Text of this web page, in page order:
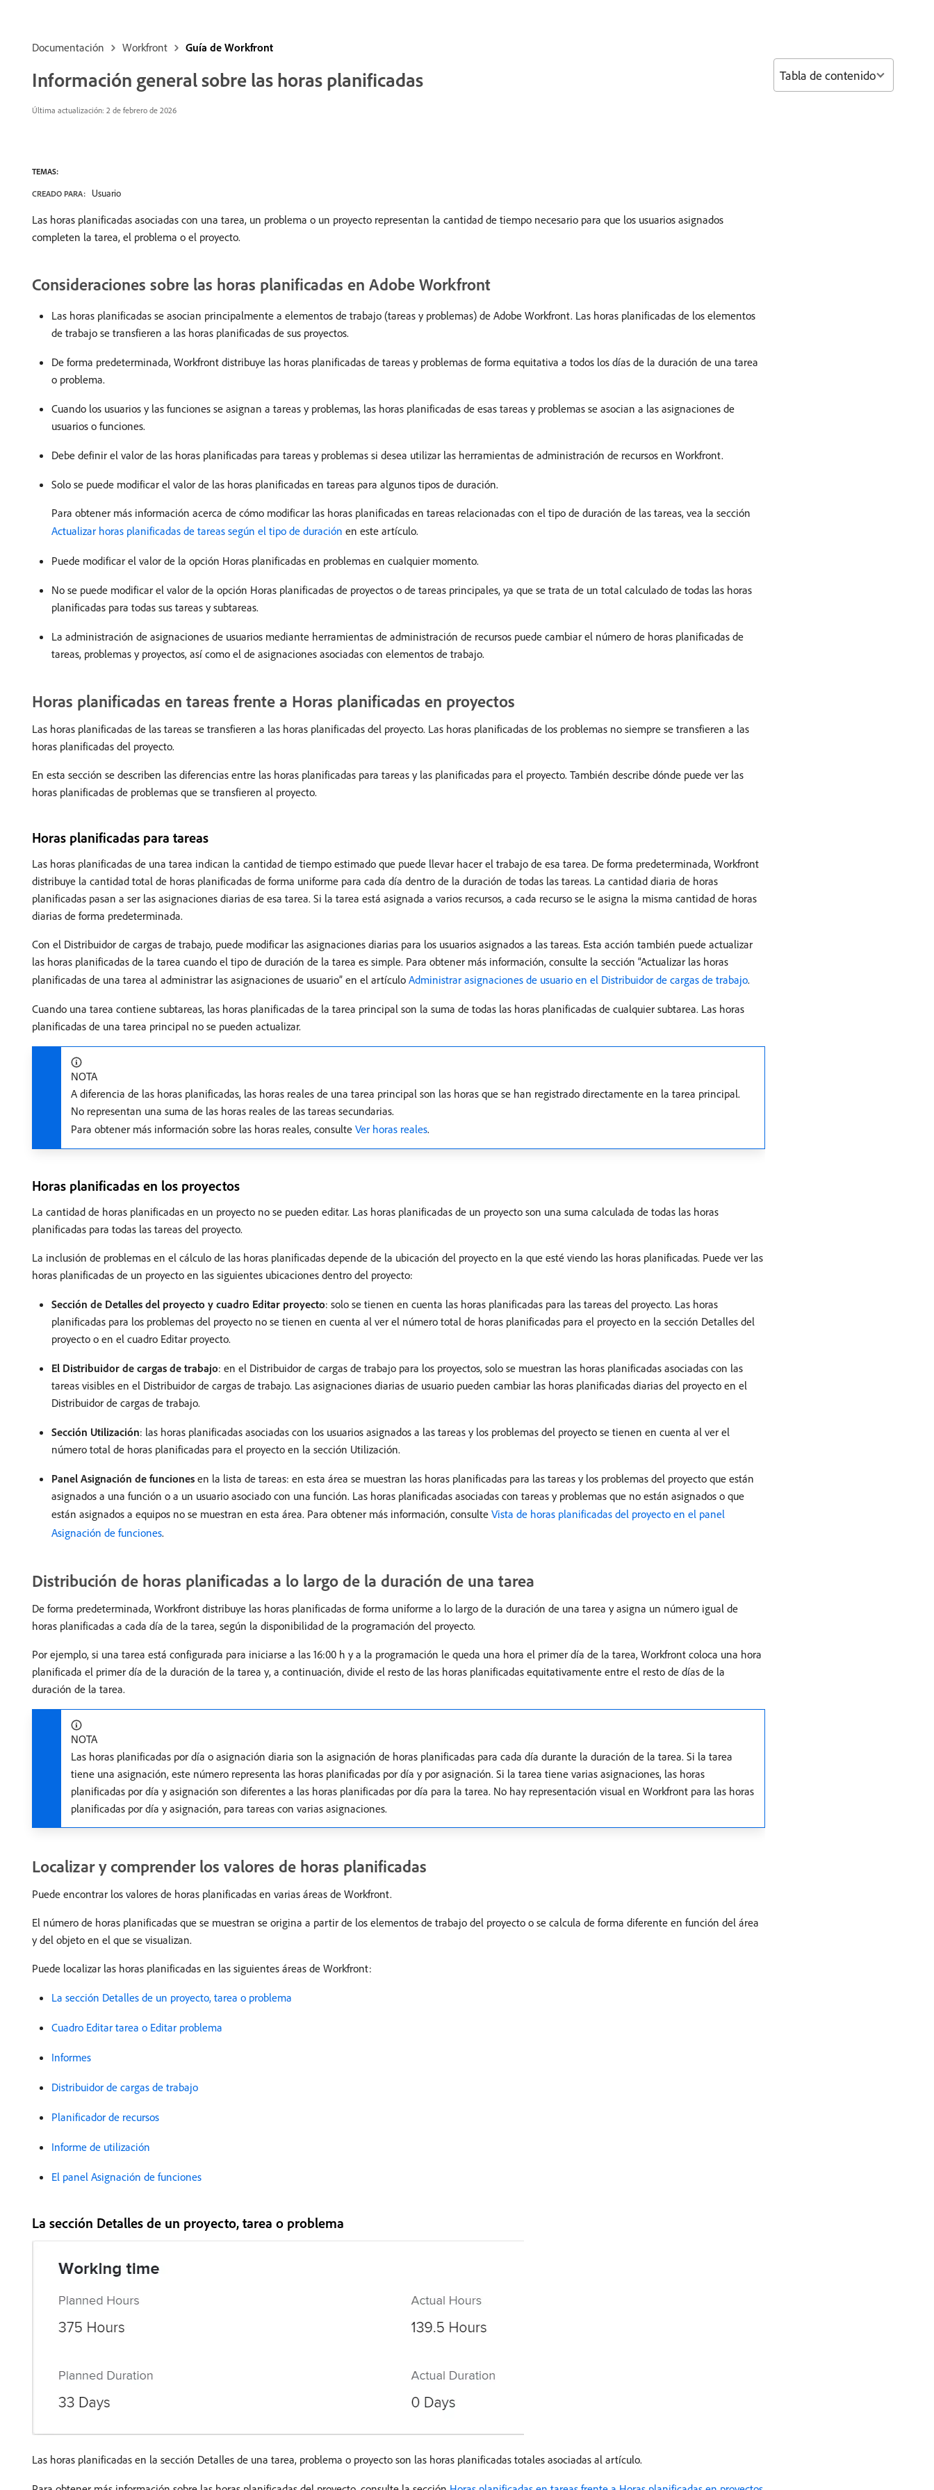
Documentación Workfront Guía de Workfront
Información general sobre las horas planificadas
Última actualización: 2 de febrero de 2026
TEMAS:
CREADO PARA: Usuario
Las horas planificadas asociadas con una tarea, un problema o un proyecto representan la cantidad de tiempo necesario para que los usuarios asignados
completen la tarea, el problema o el proyecto.
Consideraciones sobre las horas planificadas en Adobe Workfront
Las horas planificadas se asocian principalmente a elementos de trabajo (tareas y problemas) de Adobe Workfront. Las horas planificadas de los elementos
de trabajo se transfieren a las horas planificadas de sus proyectos.
De forma predeterminada, Workfront distribuye las horas planificadas de tareas y problemas de forma equitativa a todos los días de la duración de una tarea
o problema.
Cuando los usuarios y las funciones se asignan a tareas y problemas, las horas planificadas de esas tareas y problemas se asocian a las asignaciones de
usuarios o funciones.
Debe definir el valor de las horas planificadas para tareas y problemas si desea utilizar las herramientas de administración de recursos en Workfront.
Solo se puede modificar el valor de las horas planificadas en tareas para algunos tipos de duración.
Para obtener más información acerca de cómo modificar las horas planificadas en tareas relacionadas con el tipo de duración de las tareas, vea la sección
Actualizar horas planificadas de tareas según el tipo de duración en este artículo.
Puede modificar el valor de la opción Horas planificadas en problemas en cualquier momento.
No se puede modificar el valor de la opción Horas planificadas de proyectos o de tareas principales, ya que se trata de un total calculado de todas las horas
planificadas para todas sus tareas y subtareas.
La administración de asignaciones de usuarios mediante herramientas de administración de recursos puede cambiar el número de horas planificadas de
tareas, problemas y proyectos, así como el de asignaciones asociadas con elementos de trabajo.
Horas planificadas en tareas frente a Horas planificadas en proyectos
Las horas planificadas de las tareas se transfieren a las horas planificadas del proyecto. Las horas planificadas de los problemas no siempre se transfieren a las
horas planificadas del proyecto.
En esta sección se describen las diferencias entre las horas planificadas para tareas y las planificadas para el proyecto. También describe dónde puede ver las
horas planificadas de problemas que se transfieren al proyecto.
Horas planificadas para tareas
Las horas planificadas de una tarea indican la cantidad de tiempo estimado que puede llevar hacer el trabajo de esa tarea. De forma predeterminada, Workfront
distribuye la cantidad total de horas planificadas de forma uniforme para cada día dentro de la duración de todas las tareas. La cantidad diaria de horas
planificadas pasan a ser las asignaciones diarias de esa tarea. Si la tarea está asignada a varios recursos, a cada recurso se le asigna la misma cantidad de horas
diarias de forma predeterminada.
Con el Distribuidor de cargas de trabajo, puede modificar las asignaciones diarias para los usuarios asignados a las tareas. Esta acción también puede actualizar
las horas planificadas de la tarea cuando el tipo de duración de la tarea es simple. Para obtener más información, consulte la sección “Actualizar las horas
planificadas de una tarea al administrar las asignaciones de usuario” en el artículo Administrar asignaciones de usuario en el Distribuidor de cargas de trabajo.
Cuando una tarea contiene subtareas, las horas planificadas de la tarea principal son la suma de todas las horas planificadas de cualquier subtarea. Las horas
planificadas de una tarea principal no se pueden actualizar.
NOTA
A diferencia de las horas planificadas, las horas reales de una tarea principal son las horas que se han registrado directamente en la tarea principal.
No representan una suma de las horas reales de las tareas secundarias.
Para obtener más información sobre las horas reales, consulte Ver horas reales.
Horas planificadas en los proyectos
La cantidad de horas planificadas en un proyecto no se pueden editar. Las horas planificadas de un proyecto son una suma calculada de todas las horas
planificadas para todas las tareas del proyecto.
La inclusión de problemas en el cálculo de las horas planificadas depende de la ubicación del proyecto en la que esté viendo las horas planificadas. Puede ver las
horas planificadas de un proyecto en las siguientes ubicaciones dentro del proyecto:
Sección de Detalles del proyecto y cuadro Editar proyecto: solo se tienen en cuenta las horas planificadas para las tareas del proyecto. Las horas
planificadas para los problemas del proyecto no se tienen en cuenta al ver el número total de horas planificadas para el proyecto en la sección Detalles del
proyecto o en el cuadro Editar proyecto.
El Distribuidor de cargas de trabajo: en el Distribuidor de cargas de trabajo para los proyectos, solo se muestran las horas planificadas asociadas con las
tareas visibles en el Distribuidor de cargas de trabajo. Las asignaciones diarias de usuario pueden cambiar las horas planificadas diarias del proyecto en el
Distribuidor de cargas de trabajo.
Sección Utilización: las horas planificadas asociadas con los usuarios asignados a las tareas y los problemas del proyecto se tienen en cuenta al ver el
número total de horas planificadas para el proyecto en la sección Utilización.
Panel Asignación de funciones en la lista de tareas: en esta área se muestran las horas planificadas para las tareas y los problemas del proyecto que están
asignados a una función o a un usuario asociado con una función. Las horas planificadas asociadas con tareas y problemas que no están asignados o que
están asignados a equipos no se muestran en esta área. Para obtener más información, consulte Vista de horas planificadas del proyecto en el panel
Asignación de funciones.
Distribución de horas planificadas a lo largo de la duración de una tarea
De forma predeterminada, Workfront distribuye las horas planificadas de forma uniforme a lo largo de la duración de una tarea y asigna un número igual de
horas planificadas a cada día de la tarea, según la disponibilidad de la programación del proyecto.
Por ejemplo, si una tarea está configurada para iniciarse a las 16:00 h y a la programación le queda una hora el primer día de la tarea, Workfront coloca una hora
planificada el primer día de la duración de la tarea y, a continuación, divide el resto de las horas planificadas equitativamente entre el resto de días de la
duración de la tarea.
NOTA
Las horas planificadas por día o asignación diaria son la asignación de horas planificadas para cada día durante la duración de la tarea. Si la tarea
tiene una asignación, este número representa las horas planificadas por día y por asignación. Si la tarea tiene varias asignaciones, las horas
planificadas por día y asignación son diferentes a las horas planificadas por día para la tarea. No hay representación visual en Workfront para las horas
planificadas por día y asignación, para tareas con varias asignaciones.
Localizar y comprender los valores de horas planificadas
Puede encontrar los valores de horas planificadas en varias áreas de Workfront.
El número de horas planificadas que se muestran se origina a partir de los elementos de trabajo del proyecto o se calcula de forma diferente en función del área
y del objeto en el que se visualizan.
Puede localizar las horas planificadas en las siguientes áreas de Workfront:
La sección Detalles de un proyecto, tarea o problema
Cuadro Editar tarea o Editar problema
Informes
Distribuidor de cargas de trabajo
Planificador de recursos
Informe de utilización
El panel Asignación de funciones
La sección Detalles de un proyecto, tarea o problema
Las horas planificadas en la sección Detalles de una tarea, problema o proyecto son las horas planificadas totales asociadas al artículo.
Tabla de contenido